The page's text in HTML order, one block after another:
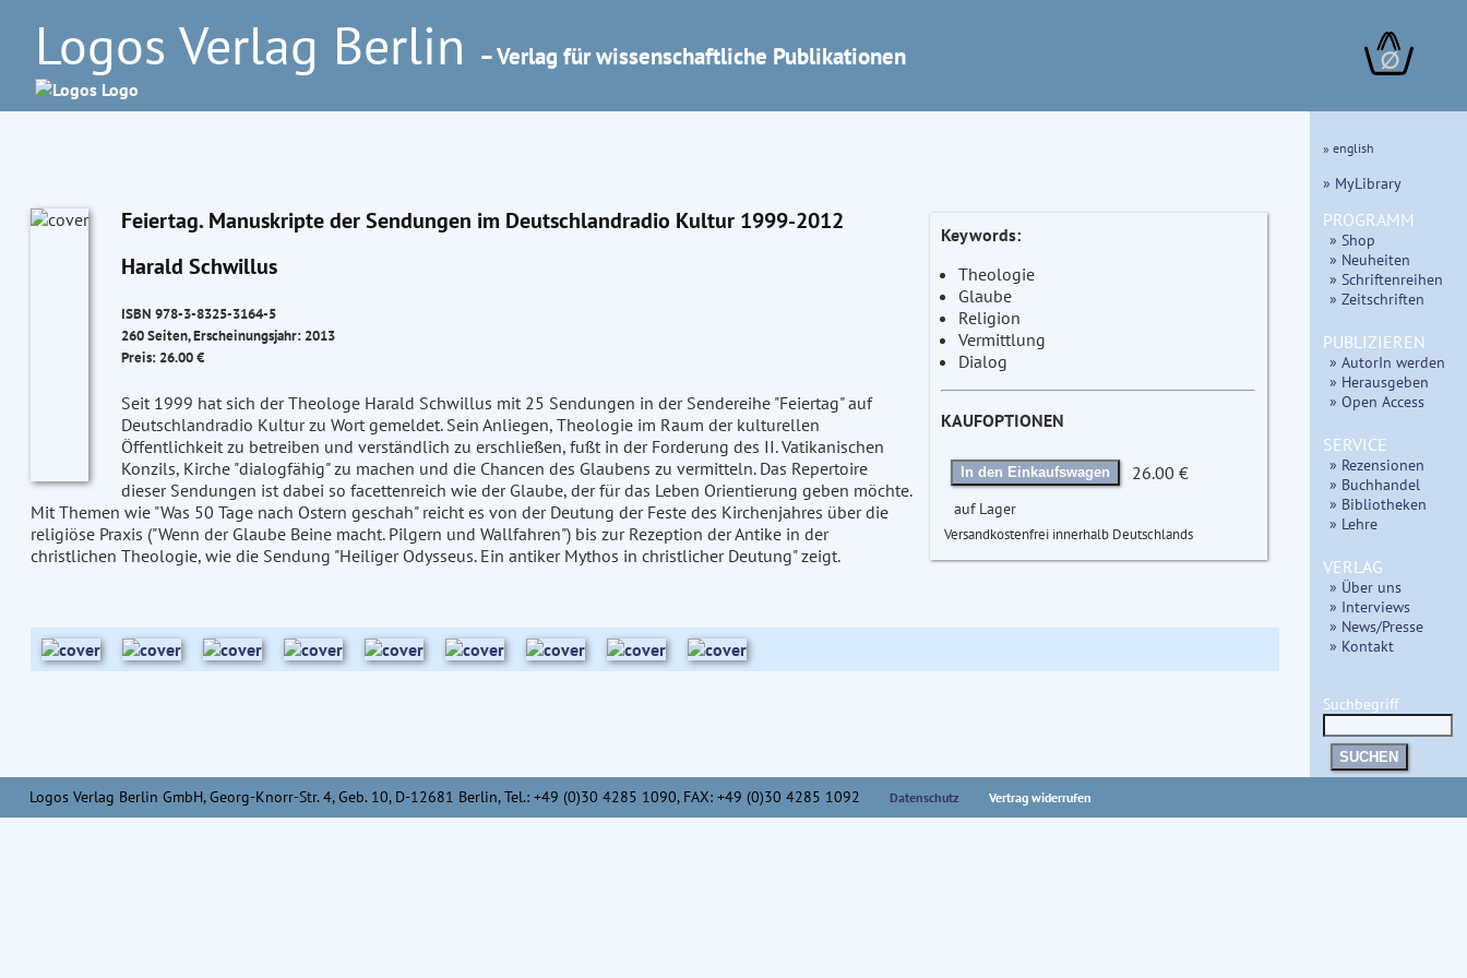
Logos Verlag Berlin – Verlag für wissenschaftliche Publikationen ∅
Feiertag. Manuskripte der Sendungen im Deutschlandradio Kultur 1999-2012
Harald Schwillus
ISBN 978-3-8325-3164-5
260 Seiten, Erscheinungsjahr: 2013
Preis: 26.00 €
Seit 1999 hat sich der Theologe Harald Schwillus mit 25 Sendungen in der Sendereihe "Feiertag" auf
Deutschlandradio Kultur zu Wort gemeldet. Sein Anliegen, Theologie im Raum der kulturellen
Öffentlichkeit zu betreiben und verständlich zu erschließen, fußt in der Forderung des II. Vatikanischen
Konzils, Kirche "dialogfähig" zu machen und die Chancen des Glaubens zu vermitteln. Das Repertoire
dieser Sendungen ist dabei so facettenreich wie der Glaube, der für das Leben Orientierung geben möchte.
Mit Themen wie "Was 50 Tage nach Ostern geschah" reicht es von der Deutung der Feste des Kirchenjahres über die
religiöse Praxis ("Wenn der Glaube Beine macht. Pilgern und Wallfahren") bis zur Rezeption der Antike in der
christlichen Theologie, wie die Sendung "Heiliger Odysseus. Ein antiker Mythos in christlicher Deutung" zeigt.
Keywords:
Theologie
Glaube
Religion
Vermittlung
Dialog
KAUFOPTIONEN
In den Einkaufswagen 26.00 €
auf Lager
Versandkostenfrei innerhalb Deutschlands
» english
» MyLibrary
PROGRAMM
» Shop
» Neuheiten
» Schriftenreihen
» Zeitschriften
PUBLIZIEREN
» AutorIn werden
» Herausgeben
» Open Access
SERVICE
» Rezensionen
» Buchhandel
» Bibliotheken
» Lehre
VERLAG
» Über uns
» Interviews
» News/Presse
» Kontakt
Suchbegriff
SUCHEN
Logos Verlag Berlin GmbH, Georg-Knorr-Str. 4, Geb. 10, D-12681 Berlin, Tel.: +49 (0)30 4285 1090, FAX: +49 (0)30 4285 1092 Datenschutz Vertrag widerrufen